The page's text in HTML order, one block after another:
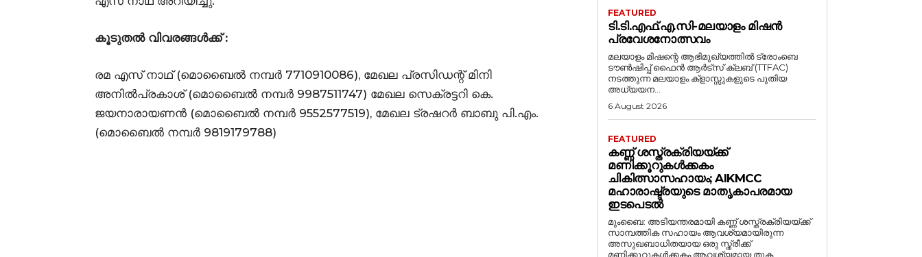
കൂടുതൽ വിവരങ്ങൾക്ക് :
രമ എസ് നാഥ് (മൊബൈൽ നമ്പർ 7710910086), മേഖല പ്രസിഡന്റ്‌ മിനി
അനിൽപ്രകാശ് (മൊബൈൽ നമ്പർ 9987511747) മേഖല സെക്രട്ടറി കെ.
ജയനാരായണൻ (മൊബൈൽ നമ്പർ 9552577519), മേഖല ട്രഷറർ ബാബു പി.എം.
(മൊബൈൽ നമ്പർ 9819179788)
FEATURED
ടി.ടി.എഫ്‌.എ.സി-മലയാളം മിഷൻ
പ്രവേശനോത്സവം
മലയാളം മിഷന്റെ ആഭിമുഖ്യത്തിൽ ട്രോംബെ
ടൗൺഷിപ്പ് ഫൈൻ ആർട്സ് ക്ലബ് (TTFAC)
നടത്തുന്ന മലയാളം ക്‌ളാസ്സുകളുടെ പുതിയ
അധ്യയന...
6 August 2026
FEATURED
കണ്ണ് ശസ്ത്രക്രിയയ്ക്ക്
മണിക്കൂറുകൾക്കകം
ചികിത്സാസഹായം; AIKMCC
മഹാരാഷ്ട്രയുടെ മാതൃകാപരമായ
ഇടപെടൽ
മുംബൈ: അടിയന്തരമായി കണ്ണ് ശസ്ത്രക്രിയയ്ക്ക്
സാമ്പത്തിക സഹായം ആവശ്യമായിരുന്ന
അസുഖബാധിതയായ ഒരു സ്ത്രീക്ക്
മണിക്കൂറുകൾക്കകം ആവശ്യമായ തുക